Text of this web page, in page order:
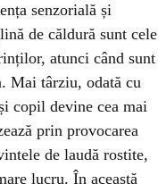
senzorială și
de căldură sunt cele
atunci când sunt
Mai târziu, odată cu
copil devine cea mai
prin provocarea
de laudă rostite,
lucru. În această